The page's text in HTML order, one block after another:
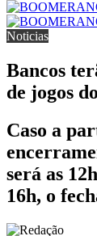
Noticias
Bancos
de jogos
Caso a
será as
16h, o